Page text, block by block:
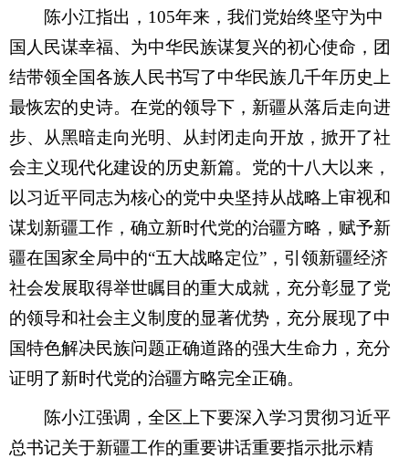
陈小江指出，105年来，我们党始终坚守为中
国人民谋幸福、为中华民族谋复兴的初心使命，团
结带领全国各族人民书写了中华民族几千年历史上
最恢宏的史诗。在党的领导下，新疆从落后走向进
步、从黑暗走向光明、从封闭走向开放，掀开了社
会主义现代化建设的历史新篇。党的十八大以来，
以习近平同志为核心的党中央坚持从战略上审视和
谋划新疆工作，确立新时代党的治疆方略，赋予新
疆在国家全局中的“五大战略定位”，引领新疆经济
社会发展取得举世瞩目的重大成就，充分彰显了党
的领导和社会主义制度的显著优势，充分展现了中
国特色解决民族问题正确道路的强大生命力，充分
证明了新时代党的治疆方略完全正确。
陈小江强调，全区上下要深入学习贯彻习近平
总书记关于新疆工作的重要讲话重要指示批示精